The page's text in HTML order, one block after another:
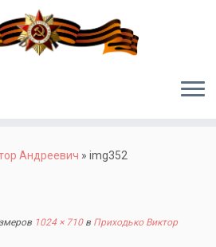
Андреевич » img352
1024 × 710в Приходько Виктор